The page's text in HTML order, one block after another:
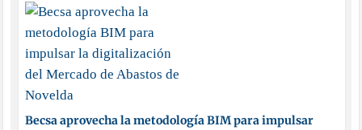
Becsa aprovecha la metodología BIM para impulsar